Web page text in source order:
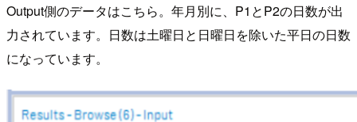
Output側のデータはこちら。年月別に、P1とP2の日数が出
力されています。日数は土曜日と日曜日を除いた平日の日数
になっています。